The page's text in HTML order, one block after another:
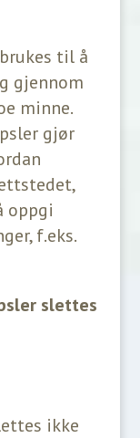
til å
gjennom
minne.
gjør
oppgi
f.eks.
slettes
ikke